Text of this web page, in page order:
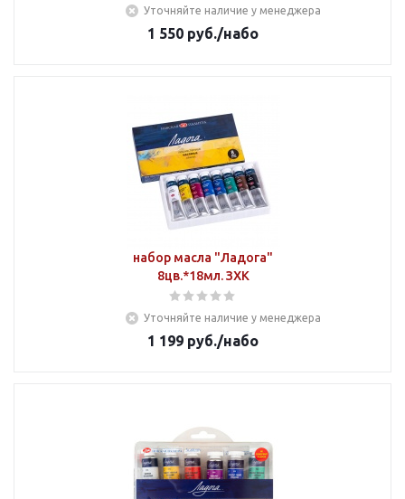
Уточняйте наличие у менеджера
1 550 руб./набо
набор масла "Ладога"
8цв.*18мл. ЗХК
Уточняйте наличие у менеджера
1 199 руб./набо